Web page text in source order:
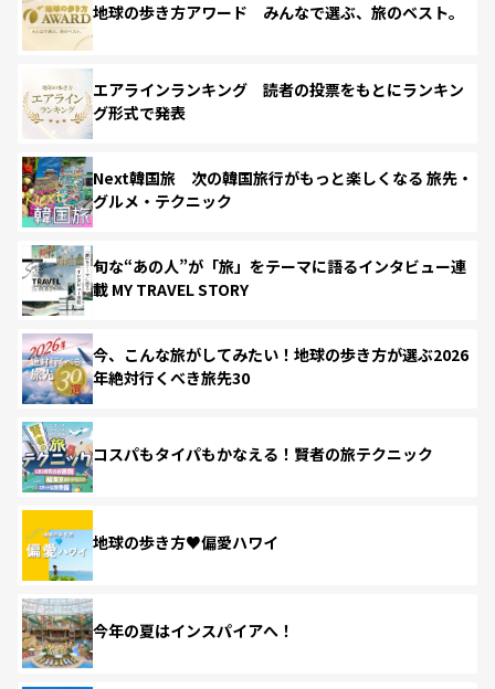
地球の歩き方アワード みんなで選ぶ、旅のベスト。
エアラインランキング 読者の投票をもとにランキン
グ形式で発表
Next韓国旅 次の韓国旅行がもっと楽しくなる 旅先・
グルメ・テクニック
旬な“あの人”が「旅」をテーマに語るインタビュー連
載 MY TRAVEL STORY
今、こんな旅がしてみたい！地球の歩き方が選ぶ2026
年絶対行くべき旅先30
コスパもタイパもかなえる！賢者の旅テクニック
地球の歩き方♥偏愛ハワイ
今年の夏はインスパイアへ！